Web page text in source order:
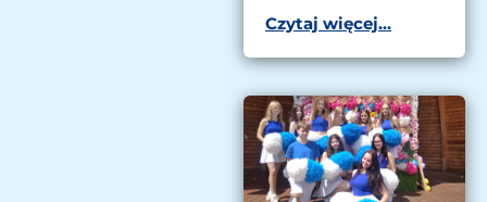
Czytaj więcej...